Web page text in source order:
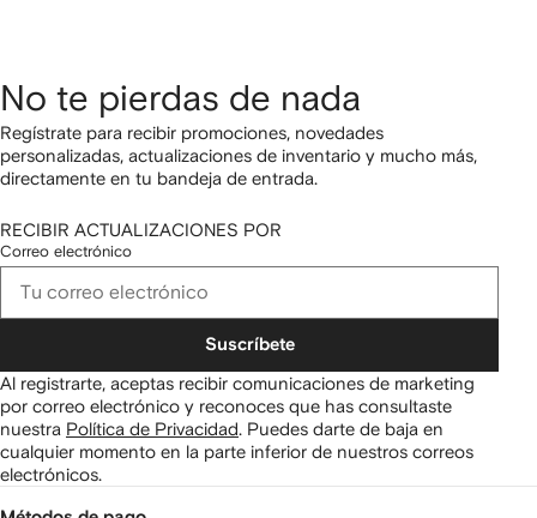
No te pierdas de nada
Regístrate para recibir promociones, novedades
personalizadas, actualizaciones de inventario y mucho más,
directamente en tu bandeja de entrada.
RECIBIR ACTUALIZACIONES POR
Correo electrónico
Suscríbete
Al registrarte, aceptas recibir comunicaciones de marketing
por correo electrónico y reconoces que has consultaste
nuestra Política de Privacidad Puedes darte de baja en
cualquier momento en la parte inferior de nuestros correos
electrónicos.